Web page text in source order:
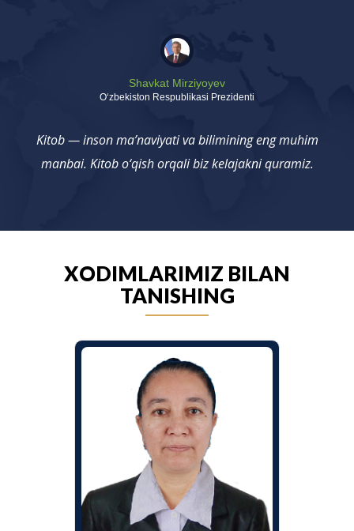
Shavkat Mirziyoyev
Oʻzbekiston Respublikasi Prezidenti
Kitob — inson ma’naviyati va bilimining eng muhim
manbai. Kitob o‘qish orqali biz kelajakni quramiz.
XODIMLARIMIZ BILAN
TANISHING